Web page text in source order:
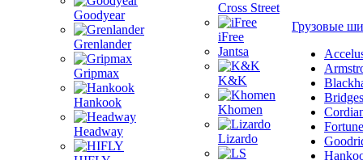
Goodyear
Grenlander
Gripmax
Hankook
Headway
Cross Street
iFree
Jantsa
K&K
Khomen
Lizardo
Грузовые
Fortune